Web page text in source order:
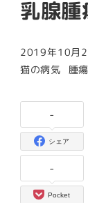
乳腺腫
投稿日
2019年10月
カテゴリー
猫の病気 カ
腫
-
シェア
-
Pocket